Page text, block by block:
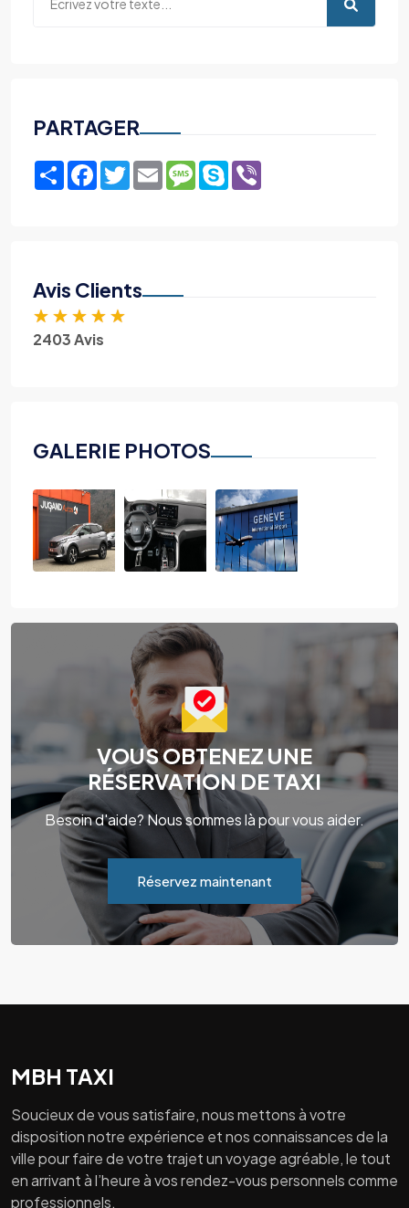
PARTAGER
ShareFacebook
TwitterEmailMessage
Skype
Avis Clients
★ ★ ★ ★ ★
2403 Avis
GALERIE PHOTOS
VOUS OBTENEZ UNE
RÉSERVATION DE TAXI
Besoin d'aide? Nous sommes là pour vous aider.
Réservez maintenant
MBH TAXI
Soucieux de vous satisfaire, nous mettons à votre
disposition notre expérience et nos connaissances de la
ville pour faire de votre trajet un voyage agréable, le tout
en arrivant à l’heure à vos rendez-vous personnels comme
professionnels.